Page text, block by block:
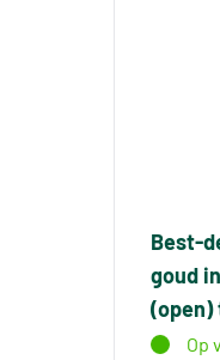
Best-
goud
Op